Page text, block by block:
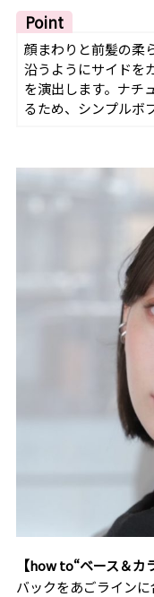
Point
顔まわりと前髪の柔
沿うようにサイドを
を演出します。ナチ
るため、シンプルボ
【how to“ベース＆カ
バックをあごライン